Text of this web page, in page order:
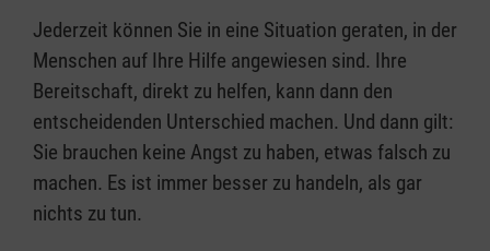
Jederzeit können Sie in eine Situation geraten, in der
Menschen auf Ihre Hilfe angewiesen sind. Ihre
Bereitschaft, direkt zu helfen, kann dann den
entscheidenden Unterschied machen. Und dann gilt:
Sie brauchen keine Angst zu haben, etwas falsch zu
machen. Es ist immer besser zu handeln, als gar
nichts zu tun.